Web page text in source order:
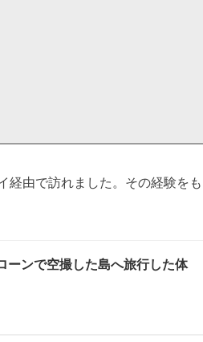
経由で訪れました。その経験をも
ーンで空撮した島へ旅行した体